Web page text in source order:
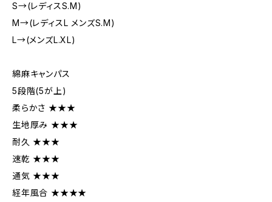
S→(レディスS.M)
M→(レディスL メンズS.M)
L→(メンズL.XL)
綿麻キャンパス
5段階(5が上)
柔らかさ ★★★
生地厚み ★★★
耐久 ★★★
速乾 ★★★
通気 ★★★
経年風合 ★★★★